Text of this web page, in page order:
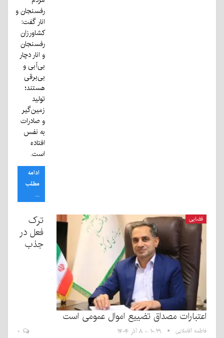
رفسنجان و
انار گفت:
کشاورزان
رفسنجان
و انار دچار
بی‌آبی و
بی‌برقی
هستند؛
تولید
زمین‌گیر
و صادرات
به نفس
افتاده
است.
ادامه
مطلب
...
قضایی
ترک
فعل در
جذب
اعتبارات مصداق تضییع اموال عمومی است
فاطمه آقاملایی ۱۰:۲۹ - ۸ آذر ۱۴۰۴